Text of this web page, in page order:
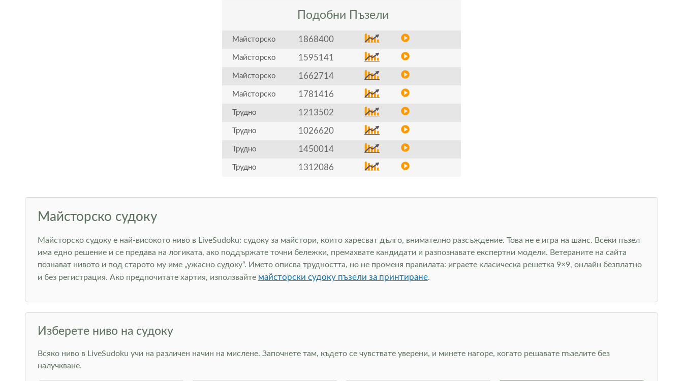
Подобни Пъзели
Майсторско 1868400
Майсторско 1595141
Майсторско 1662714
Майсторско 1781416
Трудно 1213502
Трудно 1026620
Трудно 1450014
Трудно 1312086
Майсторско судоку
Майсторско судоку е най-високото ниво в LiveSudoku: судоку за майстори, които харесват дълго, внимателно разсъждение. Това не е игра на шанс. Всеки пъзел
има едно решение и се предава на логиката, ако поддържате точни бележки, премахвате кандидати и разпознавате експертни модели. Ветераните на сайта
познават нивото и под старото му име „ужасно судоку“. Името описва трудността, но не променя правилата: играете класическа решетка 9×9, онлайн безплатно
и без регистрация. Ако предпочитате хартия, използвайте майсторски судоку пъзели за принтиране.
Изберете ниво на судоку
Всяко ниво в LiveSudoku учи на различен начин на мислене. Започнете там, където се чувствате уверени, и минете нагоре, когато решавате пъзелите без
налучкване.